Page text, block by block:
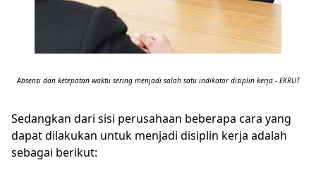
Absensi dan ketepatan waktu sering menjadi salah satu indikator disiplin kerja - EKRUT
Sedangkan dari sisi perusahaan beberapa cara yang
dapat dilakukan untuk menjadi disiplin kerja adalah
sebagai berikut: